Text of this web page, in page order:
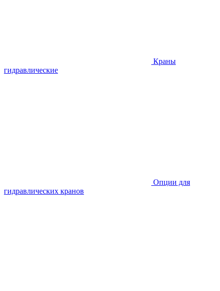
Краны
гидравлические
Опции для
гидравлических кранов